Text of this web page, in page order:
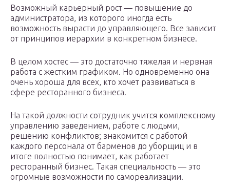
Возможный карьерный рост — повышение до
администратора, из которого иногда есть
возможность вырасти до управляющего. Все зависит
от принципов иерархии в конкретном бизнесе.
В целом хостес — это достаточно тяжелая и нервная
работа с жестким графиком. Но одновременно она
очень хороша для всех, кто хочет развиваться в
сфере ресторанного бизнеса.
На такой должности сотрудник учится комплексному
управлению заведением, работе с людьми,
решению конфликтов; знакомится с работой
каждого персонала от барменов до уборщиц и в
итоге полностью понимает, как работает
ресторанный бизнес. Такая специальность — это
огромные возможности по самореализации.